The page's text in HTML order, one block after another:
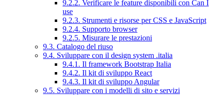
9.2.2. Verificare le feature disponibili con Can I
use
9.2.3. Strumenti e risorse per CSS e JavaScript
9.2.4. Supporto browser
9.2.5. Misurare le prestazioni
9.3. Catalogo del riuso
9.4. Sviluppare con il design system .italia
9.4.1. Il framework Bootstrap Italia
9.4.2. Il kit di sviluppo React
9.4.3. Il kit di sviluppo Angular
9.5. Sviluppare con i modelli di sito e servizi